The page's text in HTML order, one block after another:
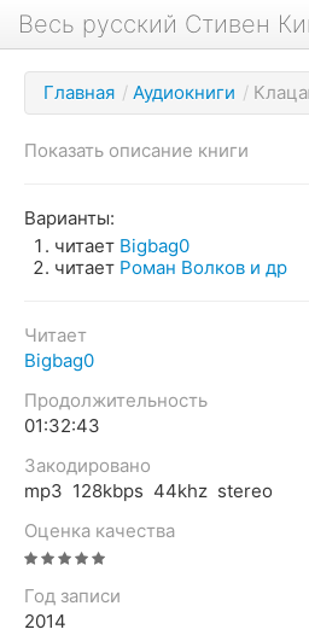
Весь русский Стивен
Книги
Фильмы
Аудиокниги
Новости Кинга
О проекте
Главная / Аудиокниги /
Показать описание книги
Варианты:
читает Bigbag0
читает Роман Волков и др
Читает
Bigbag0
Продолжительность
01:32:43
Закодировано
mp3 128kbps 44khz stereo
Оценка качества
Год записи
2014